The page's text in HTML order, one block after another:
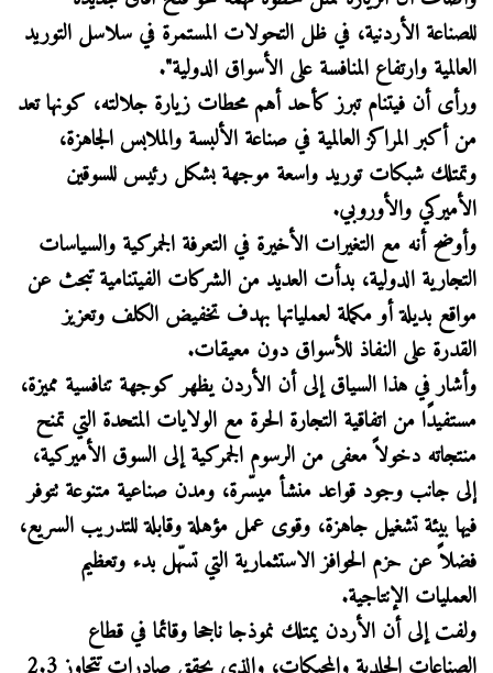
للصناعة الأردنية، في ظل التحولات المستمرة في سلاسل التوريد
العالمية وارتفاع المنافسة على الأسواق الدولية".
ورأى أن فيتنام تبرز كأحد أهم محطات زيارة جلالته، كونها تعد
من أكبر المراكز العالمية في صناعة الألبسة والملابس الجاهزة،
وتمتلك شبكات توريد واسعة موجهة بشكل رئيس للسوقين
الأميركي والأوروبي.
وأوضح أنه مع التغيرات الأخيرة في التعرفة الجمركية والسياسات
التجارية الدولية، بدأت العديد من الشركات الفيتنامية تبحث عن
مواقع بديلة أو مكملة لعملياتها بهدف تخفيض الكلف وتعزيز
القدرة على النفاذ للأسواق دون معيقات.
وأشار في هذا السياق إلى أن الأردن يظهر كوجهة تنافسية مميزة،
مستفيدًا من اتفاقية التجارة الحرة مع الولايات المتحدة التي تمنح
منتجاته دخولاً معفى من الرسوم الجمركية إلى السوق الأميركية،
إلى جانب وجود قواعد منشأ ميسّرة، ومدن صناعية متنوعة تتوفر
فيها بيئة تشغيل جاهزة، وقوى عمل مؤهلة وقابلة للتدريب السريع،
فضلاً عن حزم الحوافز الاستثمارية التي تسهّل بدء وتعظيم
العمليات الإنتاجية.
ولفت إلى أن الأردن يمتلك نموذجا ناجحا وقائما في قطاع